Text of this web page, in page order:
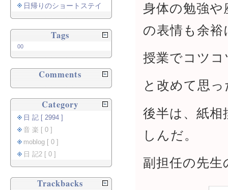
身体の勉強
の表情も余裕
授業でコツ
と改めて思っ
後半は、紙相
しんだ。
副担任の先生
日帰りのショートステイ
Tags
00
Comments
Category
日 記 [ 2994 ]
音 楽 [ 0 ]
moblog [ 0 ]
日 記2 [ 0 ]
Trackbacks